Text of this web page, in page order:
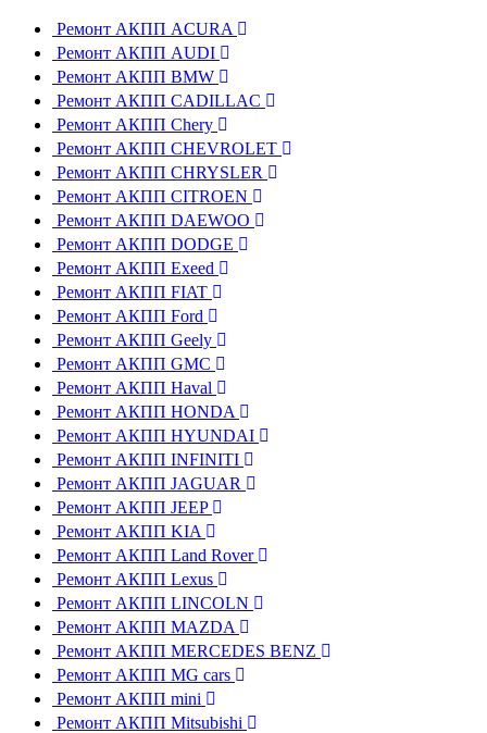
Ремонт АКПП ACURA
Ремонт АКПП AUDI
Ремонт АКПП BMW
Ремонт АКПП CADILLAC
Ремонт АКПП Chery
Ремонт АКПП CHEVROLET
Ремонт АКПП CHRYSLER
Ремонт АКПП CITROEN
Ремонт АКПП DAEWOO
Ремонт АКПП DODGE
Ремонт АКПП Exeed
Ремонт АКПП FIAT
Ремонт АКПП Ford
Ремонт АКПП Geely
Ремонт АКПП GMC
Ремонт АКПП Haval
Ремонт АКПП HONDA
Ремонт АКПП HYUNDAI
Ремонт АКПП INFINITI
Ремонт АКПП JAGUAR
Ремонт АКПП JEEP
Ремонт АКПП KIA
Ремонт АКПП Land Rover
Ремонт АКПП Lexus
Ремонт АКПП LINCOLN
Ремонт АКПП MAZDA
Ремонт АКПП MERCEDES BENZ
Ремонт АКПП MG cars
Ремонт АКПП mini
Ремонт АКПП Mitsubishi